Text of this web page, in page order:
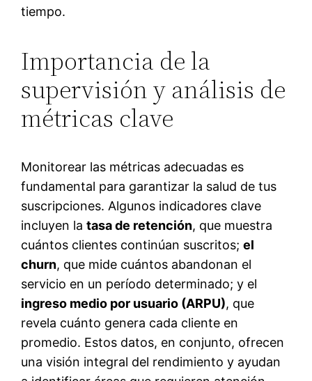
tiempo.
Importancia de la
supervisión y análisis de
métricas clave
Monitorear las métricas adecuadas es
fundamental para garantizar la salud de tus
suscripciones. Algunos indicadores clave
incluyen latasa de retención, que muestra
cuántos clientes continúan suscritos;el
churn, que mide cuántos abandonan el
servicio en un período determinado; y el
ingreso medio por usuario (ARPU), que
revela cuánto genera cada cliente en
promedio. Estos datos, en conjunto, ofrecen
una visión integral del rendimiento y ayudan